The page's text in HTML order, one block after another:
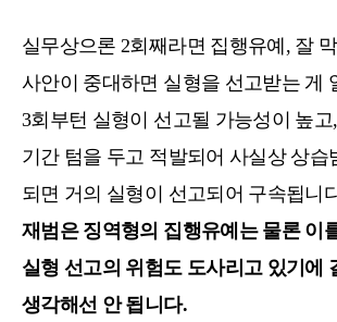
실무상으론 2회째라면 집행유예, 잘
사안이 중대하면 실형을 선고받는 게
3회부턴 실형이 선고될 가능성이 높
기간 텀을 두고 적발되어 사실상 상습
되면 거의 실형이 선고되어 구속됩니
재범은 징역형의 집행유예는 물론 이
실형 선고의 위험도 도사리고 있기에
생각해선 안 됩니다.